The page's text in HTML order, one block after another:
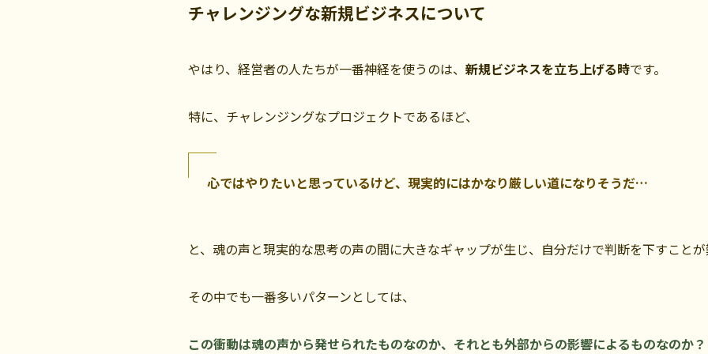
チャレンジングな新規ビジネスについて
やはり、経営者の人たちが一番神経を使うのは、 新規ビジネスを立ち上げる時です。
特に、チャレンジングなプロジェクトであるほど、
心ではやりたいと思っているけど、現実的にはかなり厳しい道になりそうだ…
と、魂の声と現実的な思考の声の間に大きなギャップが生じ、自分だけで判断を下すことが
その中でも一番多いパターンとしては、
この衝動は魂の声から発せられたものなのか、それとも外部からの影響によるものなのか？